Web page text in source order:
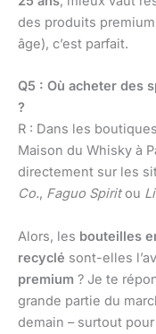
des produits
âge), c’est parfait.
Q5 : Où acheter des
?
R : Dans les
Maison du Whisky à
directement sur les
Co., Faguo Spiritou
Alors, les bouteilles
recyclé sont-elles
premium ? Je te
grande partie du
demain – surtout